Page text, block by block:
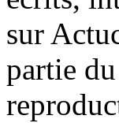
sur
partie